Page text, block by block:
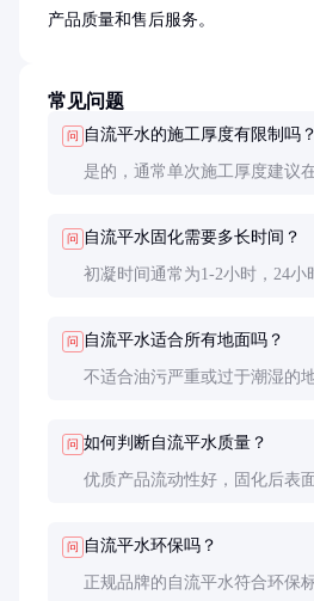
产品质量和售后服务。
常见问题
问 自流平水的施工厚度有限制吗？
是的，通常单次施工厚度建议
问 自流平水固化需要多长时间？
初凝时间通常为1-2小时，24小
问 自流平水适合所有地面吗？
不适合油污严重或过于潮湿的
问 如何判断自流平水质量？
优质产品流动性好，固化后表
问 自流平水环保吗？
正规品牌的自流平水符合环保